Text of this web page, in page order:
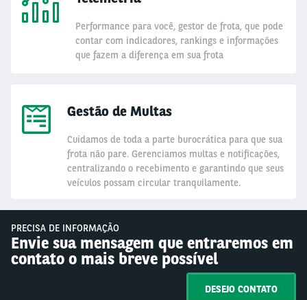
Performance para você, gestor de frota, que pode
contar com indicadores, rankings e informações
que fazem a diferença em sua frota
Gestão de Multas
Cuidamos de toda a parte burocrática para que sua
frota não pare. Gerenciamos multas e notificações,
centralizando o recebimento e garantindo que seus
veículos possam circular tranquilamente.
PRECISA DE INFORMAÇÃO
Envie sua mensagem que entraremos em
contato o mais breve possível
DESEJO CONTATO